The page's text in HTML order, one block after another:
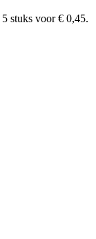
stuks voor € 0,45.